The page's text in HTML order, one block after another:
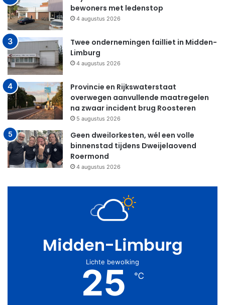
bewoners met ledenstop
4 augustus 2026
Twee ondernemingen failliet in Midden-
Limburg
4 augustus 2026
Provincie en Rijkswaterstaat
overwegen aanvullende maatregelen
na zwaar incident brug Roosteren
5 augustus 2026
Geen dweilorkesten, wél een volle
binnenstad tijdens Dweijelaovend
Roermond
4 augustus 2026
Midden-Limburg
Lichte bewolking
25 ℃